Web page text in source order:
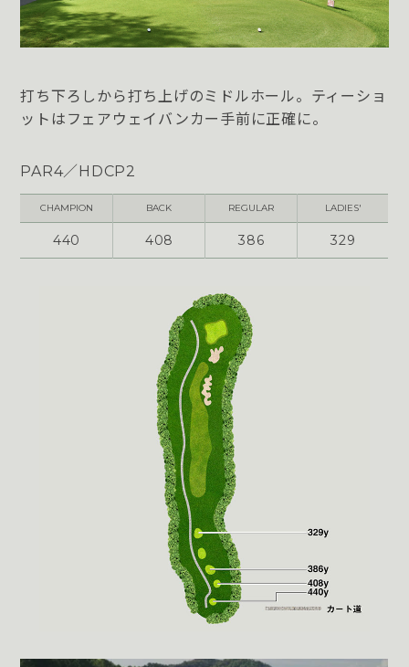
打ち下ろしから打ち上げのミドルホール。ティーショ
ットはフェアウェイバンカー手前に正確に。
PAR4／HDCP2
CHAMPION BACK REGULAR LADIES'
440 408 386 329